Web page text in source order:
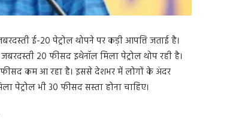
ई-20 पेट्रोल थोपने पर कड़ी आपत्ति जताई है।
20 फीसद इथेनॉल मिला पेट्रोल थोप रही है।
फीसद कम आ रहा है। इससे देशभर में लोगों के अंदर
पेट्रोल भी 30 फीसद सस्ता होना चाहिए।